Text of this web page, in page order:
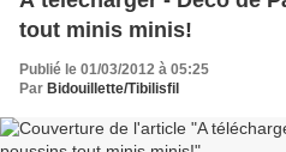
tout minis minis!
Publié le 01/03/2012 à 05:25
Par Bidouillette/Tibilisfil